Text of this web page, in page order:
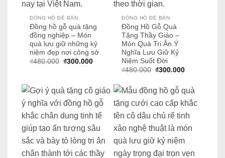
ĐỒNG HỒ ĐỂ BÀN
Đồng hồ gỗ quà tặng
đồng nghiệp – Món
quà lưu giữ những kỷ
niệm đẹp nơi công sở
₫480.000 Giá
₫300.000Giá
₫300.000.
ĐỒNG HỒ ĐỂ BÀN
Đồng Hồ Gỗ Quà
Tặng Thầy Giáo –
Món Quà Tri Ân Ý
Nghĩa Lưu Giữ Kỷ
Niệm Suốt Đời
₫480.000 Giá
₫480.000.
₫300.000Giá
là:
₫300.000.